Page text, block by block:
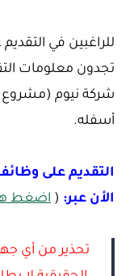
للراغبين في
تجدون معلومات
شركة نيوم (مشروع
أسفله.
التقديم على
الأن عبر: ( اضغط
تحذير من أي